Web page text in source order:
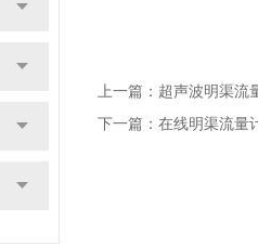
上一篇： 超声波明渠流
下一篇： 在线明渠流量